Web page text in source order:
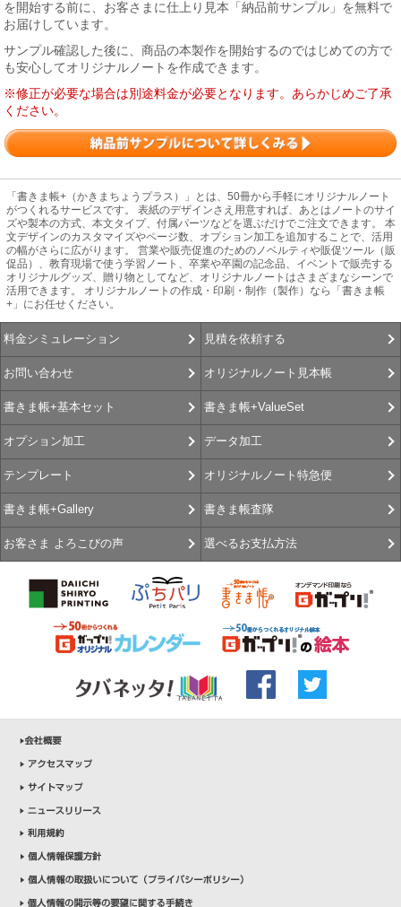
を開始する前に、お客さまに仕上り見本「納品前サンプル」を無料で
お届けしています。
サンプル確認した後に、商品の本製作を開始するのではじめての方で
も安心してオリジナルノートを作成できます。
※修正が必要な場合は別途料金が必要となります。あらかじめご了承
ください。
「書きま帳+（かきまちょうプラス）」とは、50冊から手軽にオリジナルノート
がつくれるサービスです。 表紙のデザインさえ用意すれば、あとはノートのサイ
ズや製本の方式、本文タイプ、付属パーツなどを選ぶだけでご注文できます。 本
文デザインのカスタマイズやページ数、オプション加工を追加することで、活用
の幅がさらに広がります。 営業や販売促進のためのノベルティや販促ツール（販
促品）、教育現場で使う学習ノート、卒業や卒園の記念品、イベントで販売する
オリジナルグッズ、贈り物としてなど、オリジナルノートはさまざまなシーンで
活用できます。 オリジナルノートの作成・印刷・制作（製作）なら「書きま帳
+」にお任せください。
料金シミュレーション 見積を依頼する
お問い合わせ オリジナルノート見本帳
書きま帳+基本セット 書きま帳+ValueSet
オプション加工 データ加工
テンプレート オリジナルノート特急便
書きま帳+Gallery 書きま帳査隊
お客さま よろこびの声 選べるお支払方法